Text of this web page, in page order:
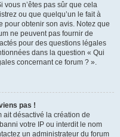
vous n’êtes pas sûr que cela
ou que quelqu’un le fait à
pour obtenir son avis. Notez que
ne peuvent pas fournir de
pour des questions légales
dans la question « Qui
concernant ce forum ? ».
pas !
ait désactivé la création de
votre IP ou interdit le nom
un administrateur du forum